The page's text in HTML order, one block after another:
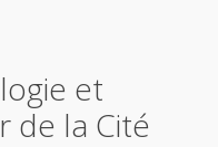
et
de la Cité